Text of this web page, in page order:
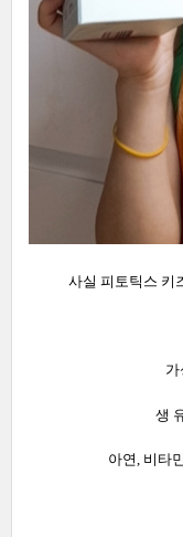
사실 피토틱스 키
가
생
아연, 비타